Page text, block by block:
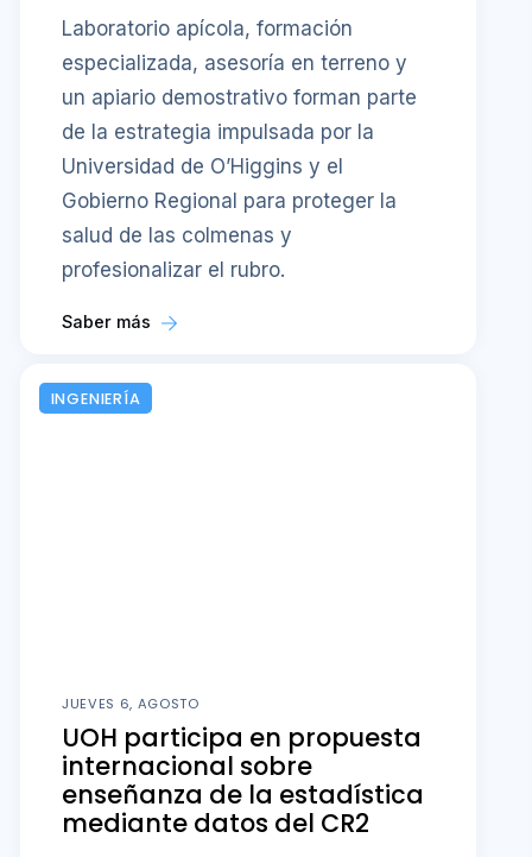
Laboratorio apícola, formación
especializada, asesoría en terreno y
un apiario demostrativo forman parte
de la estrategia impulsada por la
Universidad de O’Higgins y el
Gobierno Regional para proteger la
salud de las colmenas y
profesionalizar el rubro.
Saber más
INGENIERÍA
JUEVES 6, AGOSTO
UOH participa en propuesta
internacional sobre
enseñanza de la estadística
mediante datos del CR2